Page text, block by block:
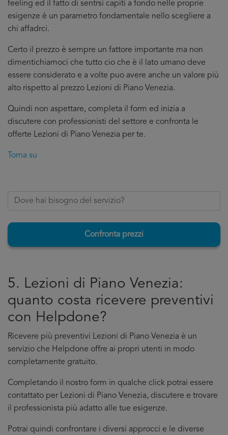
feeling ed il fatto di sentrsi capiti a fondo nelle proprie
esigenze è un parametro fondamentale nello scegliere a
chi affadrci.
Certo il prezzo è sempre un fattore importante ma non
dimentichiamoci che tutto cio che è il lato umano deve
essere considerato e a volte puo avere anche un valore più
alto rispetto al prezzo Lezioni di Piano Venezia.
Quindi non aspettare, completa il form ed inizia a
discutere con professionisti del settore e confronta le
offerte Lezioni di Piano Venezia per te.
Torna su
Confronta prezzi
5. Lezioni di Piano Venezia:
quanto costa ricevere preventivi
con Helpdone?
Ricevere più preventivi Lezioni di Piano Venezia è un
servizio che Helpdone offre ai propri utenti in modo
completamente gratuito.
Completando il nostro form in qualche click potrai essere
contattato per Lezioni di Piano Venezia, discutere e trovare
il professionista più adatto alle tue esigenze.
Potrai quindi confrontare i diversi approcci e le diverse